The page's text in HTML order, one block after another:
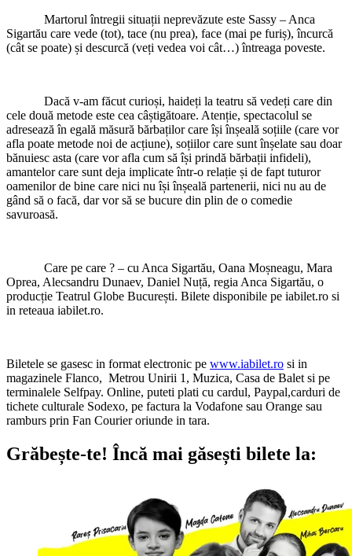
Martorul întregii situații neprevăzute este Sassy – Anca
Sigartău care vede (tot), tace (nu prea), face (mai pe furiș), încurcă
(cât se poate) și descurcă (veți vedea voi cât…) întreaga poveste.
Dacă v-am făcut curioși, haideți la teatru să vedeți care din
cele două metode este cea câștigătoare. Atenție, spectacolul se
adresează în egală măsură bărbaților care își înșeală soțiile (care vor
afla poate metode noi de acțiune), soțiilor care sunt înșelate sau doar
bănuiesc asta (care vor afla cum să își prindă bărbații infideli),
amantelor care sunt deja implicate într-o relație și de fapt tuturor
oamenilor de bine care nici nu își înșeală partenerii, nici nu au de
gând să o facă, dar vor să se bucure din plin de o comedie
savuroasă.
Care pe care ? – cu Anca Sigartău, Oana Moșneagu, Mara
Oprea, Alecsandru Dunaev, Daniel Nuță, regia Anca Sigartău, o
producție Teatrul Globe București. Bilete disponibile pe iabilet.ro si
in reteaua iabilet.ro.
Biletele se gasesc in format electronic pe www.iabilet.ro si in
magazinele Flanco, Metrou Unirii 1, Muzica, Casa de Balet si pe
terminalele Selfpay. Online, puteti plati cu cardul, Paypal,carduri de
tichete culturale Sodexo, pe factura la Vodafone sau Orange sau
ramburs prin Fan Courier oriunde in tara.
Grăbește-te! Încă mai găsești bilete la: